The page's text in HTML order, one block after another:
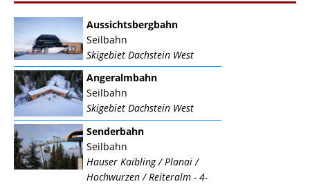
Aussichtsbergbahn
Seilbahn
Skigebiet Dachstein West
Angeralmbahn
Seilbahn
Skigebiet Dachstein West
Senderbahn
Seilbahn
Hauser Kaibling / Planai /
Hochwurzen / Reiteralm - 4-